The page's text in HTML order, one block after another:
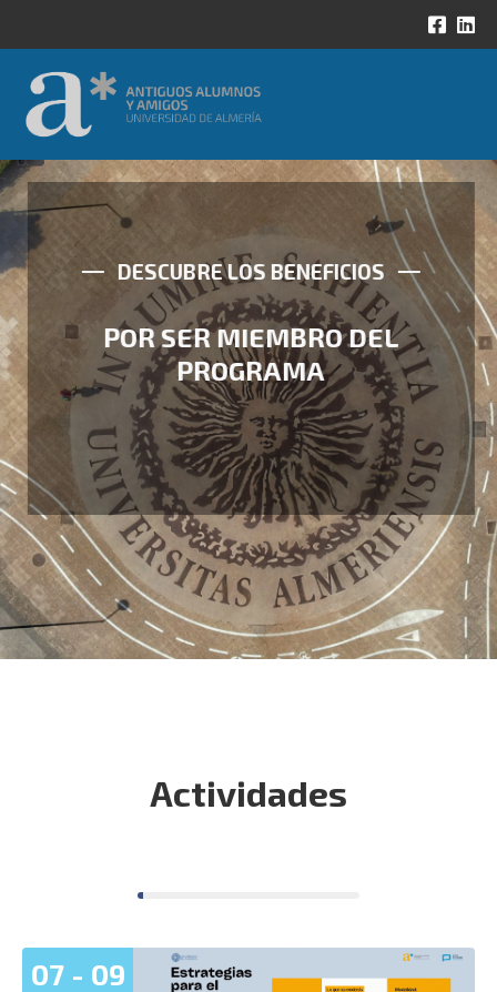
DESCUBRE LOS BENEFICIOS
POR SER MIEMBRO DEL
PROGRAMA
Actividades
07 - 09